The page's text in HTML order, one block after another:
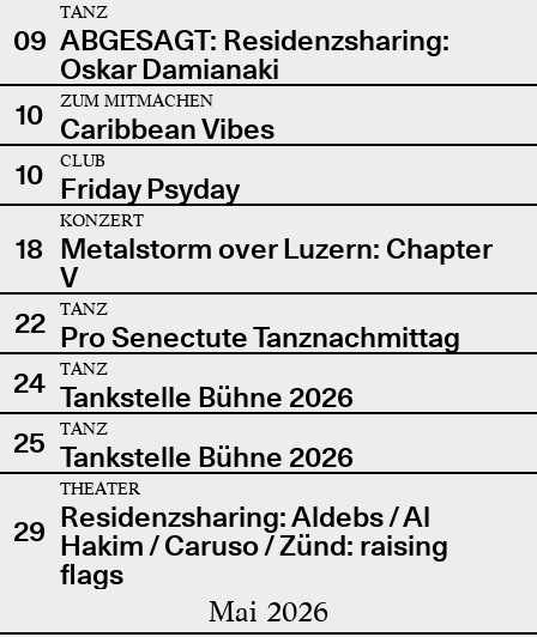
09
TANZ
ABGESAGT: Residenzsharing:
Oskar Damianaki
10
ZUM MITMACHEN
Caribbean Vibes
10
CLUB
Friday Psyday
18
KONZERT
Metalstorm over Luzern: Chapter
V
22
TANZ
Pro Senectute Tanznachmittag
24
TANZ
Tankstelle Bühne 2026
25
TANZ
Tankstelle Bühne 2026
29
THEATER
Residenzsharing: Aldebs / Al
Hakim / Caruso / Zünd: raising
flags
Mai 2026